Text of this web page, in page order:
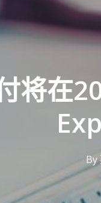
将在
By